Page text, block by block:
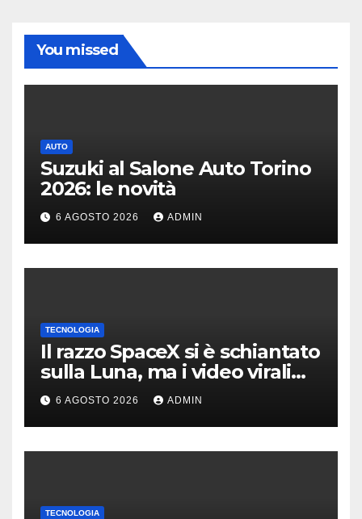
You missed
AUTO
Suzuki al Salone Auto Torino
2026: le novità
6 AGOSTO 2026 ADMIN
TECNOLOGIA
Il razzo SpaceX si è schiantato
sulla Luna, ma i video virali
erano quasi tutti falsi
6 AGOSTO 2026 ADMIN
TECNOLOGIA